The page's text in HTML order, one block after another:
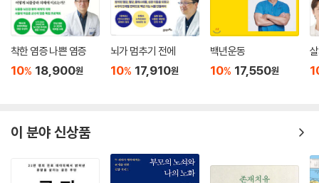
착한 염증 나쁜 염증
10% 18,900원
뇌가 멈추기 전에
10% 17,910원
백년운동
10% 17,550원
이 분야 신상품